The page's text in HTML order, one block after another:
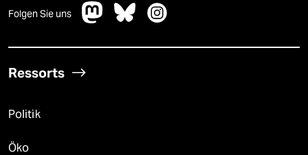
Folgen Sie uns
Ressorts
Politik
Öko